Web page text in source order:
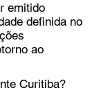
emitido
definida no
ao
Curitiba?